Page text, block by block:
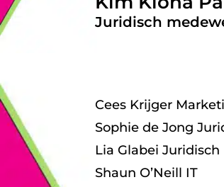
Juridisch
Cees Krijger
Sophie de Jong
Lia Glabei
Shaun O’Neill IT